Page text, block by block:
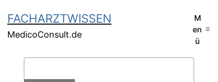
FACHARZTWISSEN
MedicoConsult.de
M
en
ü